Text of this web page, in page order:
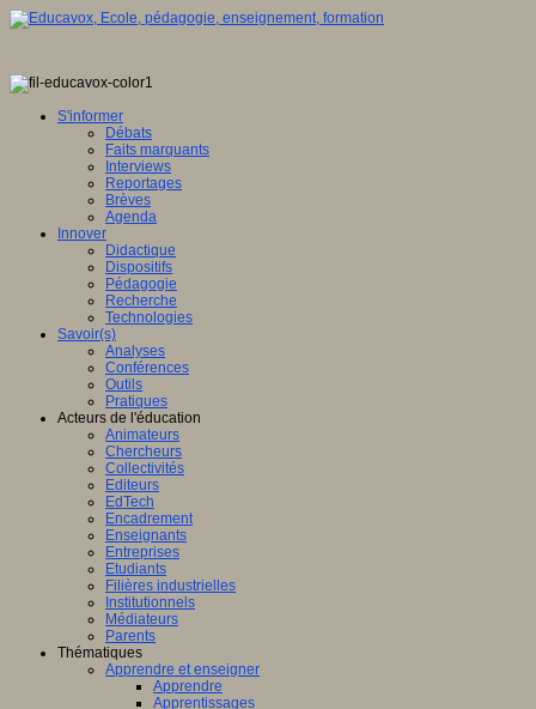
S'informer
Débats
Faits marquants
Interviews
Reportages
Brèves
Agenda
Innover
Didactique
Dispositifs
Pédagogie
Recherche
Technologies
Savoir(s)
Analyses
Conférences
Outils
Pratiques
Acteurs de l'éducation
Animateurs
Chercheurs
Collectivités
Editeurs
EdTech
Encadrement
Enseignants
Entreprises
Etudiants
Filières industrielles
Institutionnels
Médiateurs
Parents
Thématiques
Apprendre et enseigner
Apprendre
Apprentissages